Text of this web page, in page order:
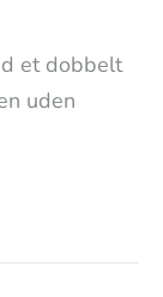
et dobbelt
uden